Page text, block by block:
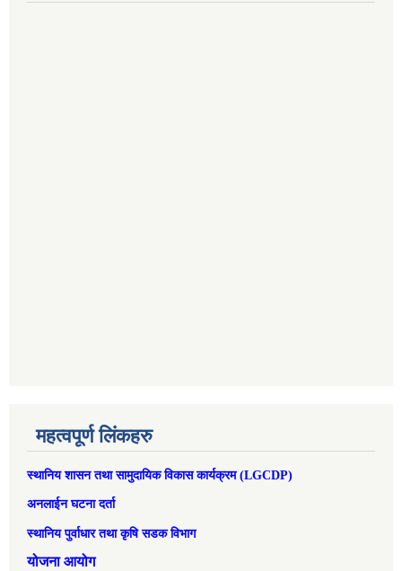
महत्वपूर्ण लिंकहरु
स्थानिय शासन तथा सामुदायिक विकास कार्यक्रम (LGCDP)
अनलाईन घटना दर्ता
स्थानिय पुर्वाधार तथा कृषि सडक विभाग
योजना आयोग